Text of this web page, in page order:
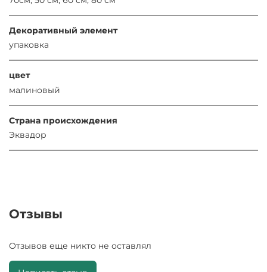
Декоративный элемент
упаковка
цвет
малиновый
Страна происхождения
Эквадор
Отзывы
Отзывов еще никто не оставлял